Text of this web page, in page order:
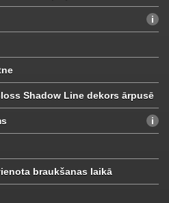
Shadow Line dekors ārpusē
braukšanas laikā